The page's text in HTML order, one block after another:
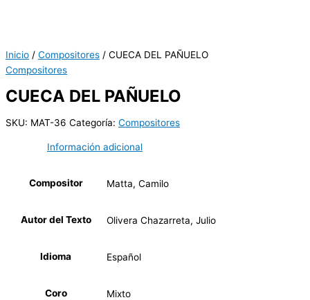
Inicio / Compositores / CUECA DEL PAÑUELO
Compositores
CUECA DEL PAÑUELO
SKU: MAT-36 Categoría: Compositores
Información adicional
Compositor Matta, Camilo
Autor del Texto Olivera Chazarreta, Julio
Idioma Español
Coro Mixto